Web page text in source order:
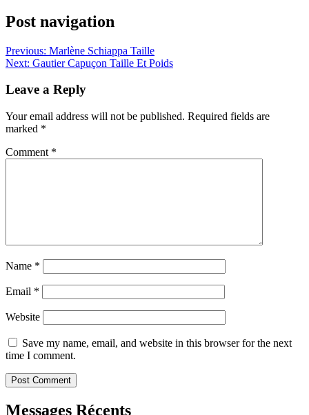
Post navigation
Previous: Marlène Schiappa Taille
Next: Gautier Capuçon Taille Et Poids
Leave a Reply
Your email address will not be published. Required fields are
marked *
Comment *
Name *
Email *
Website
Save my name, email, and website in this browser for the next
time I comment.
Messages Récents